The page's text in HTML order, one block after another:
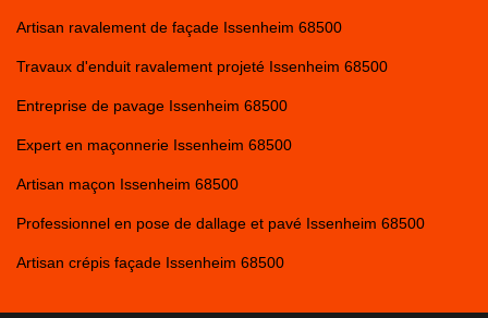
Artisan ravalement de façade Issenheim 68500
Travaux d'enduit ravalement projeté Issenheim 68500
Entreprise de pavage Issenheim 68500
Expert en maçonnerie Issenheim 68500
Artisan maçon Issenheim 68500
Professionnel en pose de dallage et pavé Issenheim 68500
Artisan crépis façade Issenheim 68500